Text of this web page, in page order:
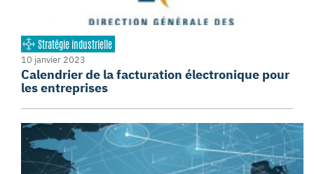
Stratégie industrielle
10 janvier 2023
Calendrier de la facturation électronique pour
les entreprises